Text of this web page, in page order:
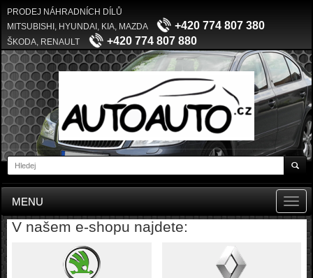
PRODEJ NÁHRADNÍCH DÍLŮ
MITSUBISHI, HYUNDAI, KIA, MAZDA
+420 774 807 380
ŠKODA, RENAULT +420 774 807 880
MENU
V našem e-shopu najdete: